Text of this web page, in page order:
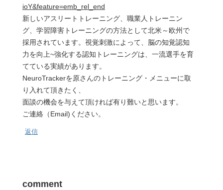
ioY&feature=emb_rel_end
新しいアスリートトレーニング、職業人トレーニン
グ、学習障害トレーニングの方法として北米～欧州で
採用されています。視覚刺激によって、脳の知覚認知
力を向上~強化する認知トレーニングは、一流選手を育
てている実績があります。
NeuroTrackerを原さんのトレーニング・メニューに取
り入れて頂きたく、
面談の機会を与えて頂ければ有り難いと思います。
ご連絡（Email)ください。
返信
comment